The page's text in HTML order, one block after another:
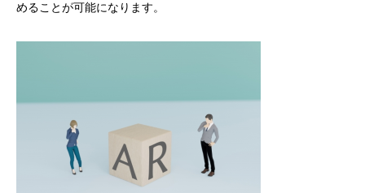
めることが可能になります。